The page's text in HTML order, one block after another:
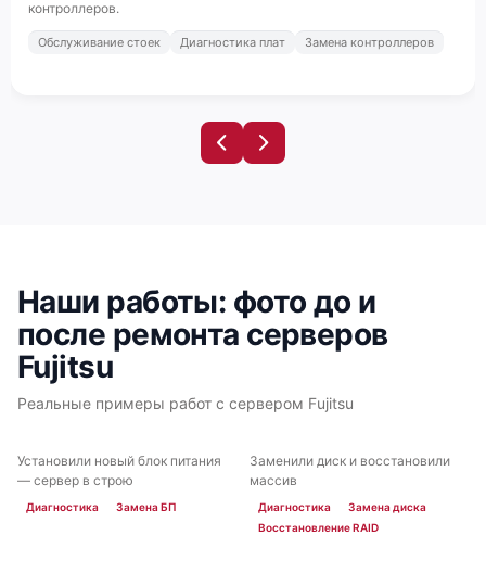
Fujitsu Primergy TX1320 M1
Fujitsu Primergy TX1310 M5
контроллеров.
Обслуживание стоек Диагностика плат Замена контроллеров
Наши работы: фото до и
после ремонта серверов
Fujitsu
Реальные примеры работ с сервером Fujitsu
ДО ПОСЛЕ
Установили новый блок питания
— сервер в строю
Диагностика Замена БП
ДО ПОСЛЕ
Заменили диск и восстановили
массив
Диагностика
Замена диска
Восстановление RAID